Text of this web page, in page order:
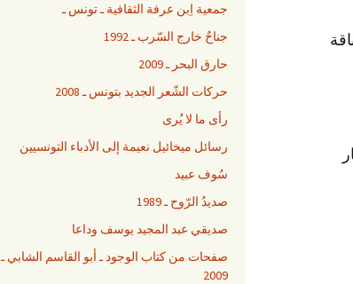
جمعية اِبن عرفة الثقافية ـ تونس ـ
جناحٌ خارج السّرب ـ 1992
حارق البحر ـ 2009
حركات الشّعر الجديد بتونس ـ 2008
رأى ما لا يُرى
رسائل ميخائيل نعيمة إلى الأدباء التونسيين
سُوف عبيد
صديدُ الرّوح ـ 1989
صديقي عبد المجيد يوسف وداعا
صفحات من كتاب الوجود ـ أبو القاسم الشابي ـ
2009